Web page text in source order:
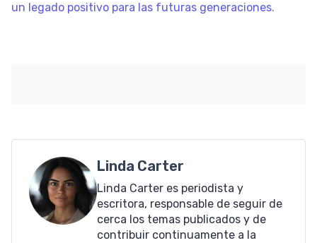
un legado positivo para las futuras generaciones.
Linda Carter
Linda Carter es periodista y
escritora, responsable de seguir de
cerca los temas publicados y de
contribuir continuamente a la